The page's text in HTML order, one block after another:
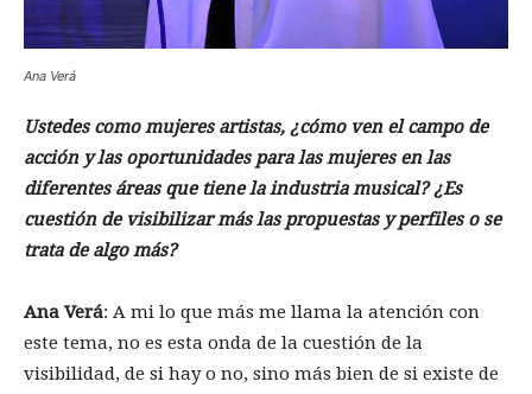
Ana Verá
Ustedes como mujeres artistas, ¿cómo ven el campo de
acción y las oportunidades para las mujeres en las
diferentes áreas que tiene la industria musical? ¿Es
cuestión de visibilizar más las propuestas y perfiles o se
trata de algo más?
Ana Verá: A mi lo que más me llama la atención con
este tema, no es esta onda de la cuestión de la
visibilidad, de si hay o no, sino más bien de si existe de